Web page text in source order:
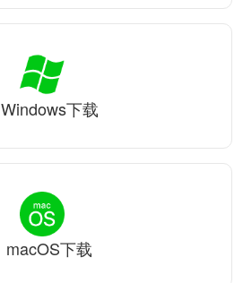
Windows下载
macOS下载